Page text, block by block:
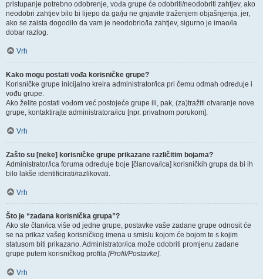
pristupanje potrebno odobrenje, vođa grupe će odobriti/neodobriti zahtjev, ako
neodobri zahtjev bilo bi lijepo da ga/ju ne gnjavite traženjem objašnjenja, jer,
ako se zaista dogodilo da vam je neodobrio/la zahtjev, sigurno je imao/la
dobar razlog.
Vrh
Kako mogu postati vođa korisničke grupe?
Korisničke grupe inicijalno kreira administrator/ica pri čemu odmah određuje i
vođu grupe.
Ako želite postati vođom već postojeće grupe ili, pak, (za)tražiti otvaranje nove
grupe, kontaktirajte administratora/icu [npr. privatnom porukom].
Vrh
Zašto su [neke] korisničke grupe prikazane različitim bojama?
Administrator/ica foruma određuje boje [članova/ica] korisničkih grupa da bi ih
bilo lakše identificirati/razlikovati.
Vrh
Što je “zadana korisnička grupa”?
Ako ste član/ica više od jedne grupe, postavke vaše zadane grupe odnosit će
se na prikaz vašeg korisničkog imena u smislu kojom će bojom te s kojim
statusom biti prikazano. Administrator/ica može odobriti promjenu zadane
grupe putem korisničkog profila [Profil/Postavke].
Vrh